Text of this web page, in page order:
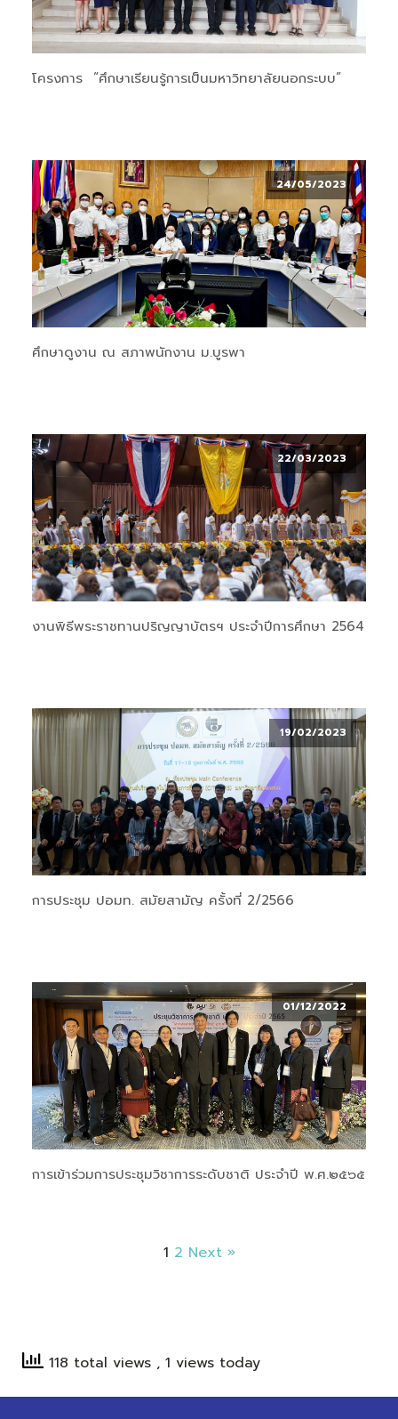
โครงการ “ศึกษาเรียนรู้การเป็นมหาวิทยาลัยนอกระบบ”
24/05/2023
ศึกษาดูงาน ณ สภาพนักงาน ม.บูรพา
22/03/2023
งานพิธีพระราชทานปริญญาบัตรฯ ประจำปีการศึกษา 2564
19/02/2023
การประชุม ปอมท. สมัยสามัญ ครั้งที่ 2/2566
01/12/2022
การเข้าร่วมการประชุมวิชาการระดับชาติ ประจำปี พ.ศ.๒๕๖๕
1 2 Next »
118 total views , 1 views today